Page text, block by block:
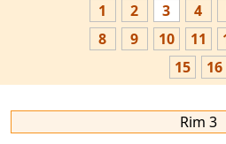
1 2 3 4
8
9 10 11
15
16
Rim 3